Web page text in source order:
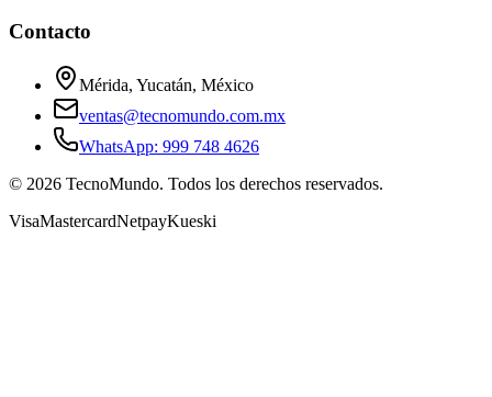
Contacto
Mérida, Yucatán, México
ventas@tecnomundo.com.mx
WhatsApp: 999 748 4626
© 2026 TecnoMundo. Todos los derechos reservados.
VisaMastercardNetpayKueski